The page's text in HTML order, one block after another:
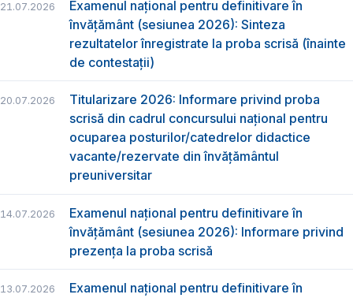
21.07.2026
Examenul național pentru definitivare în
învățământ (sesiunea 2026): Sinteza
rezultatelor înregistrate la proba scrisă (înainte
de contestații)
20.07.2026
Titularizare 2026: Informare privind proba
scrisă din cadrul concursului național pentru
ocuparea posturilor/catedrelor didactice
vacante/rezervate din învățământul
preuniversitar
14.07.2026
Examenul național pentru definitivare în
învățământ (sesiunea 2026): Informare privind
prezența la proba scrisă
13.07.2026
Examenul național pentru definitivare în